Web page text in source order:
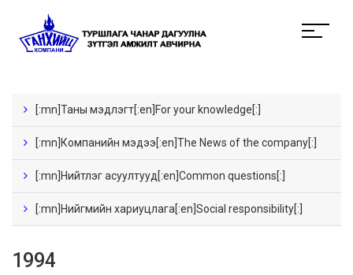
[:mn]Таны мэдлэгт[:en]For your knowledge[:]
[:mn]Компанийн мэдээ[:en]The News of the company[:]
[:mn]Нийтлэг асуултууд[:en]Common questions[:]
[:mn]Нийгмийн хариуцлага[:en]Social responsibility[:]
1994